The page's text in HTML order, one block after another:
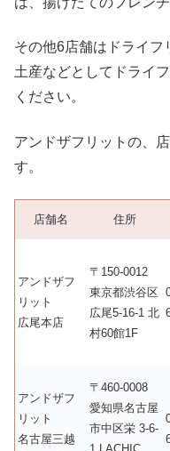
その他6店舗はドライ
土産などとしてドライ
ください。
アンドザフリットの、
す。
店舗名 住所
アンドザフ
リット
広尾本店
〒150-0012
東京都渋谷区
広尾5-16-1 北
村60館1F
アンドザフ
リット
名古屋三越
〒460-0008
愛知県名古屋
市中区栄 3-6-